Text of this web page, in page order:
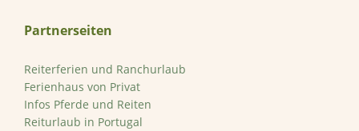
Partnerseiten
Reiterferien und Ranchurlaub
Ferienhaus von Privat
Infos Pferde und Reiten
Reiturlaub in Portugal